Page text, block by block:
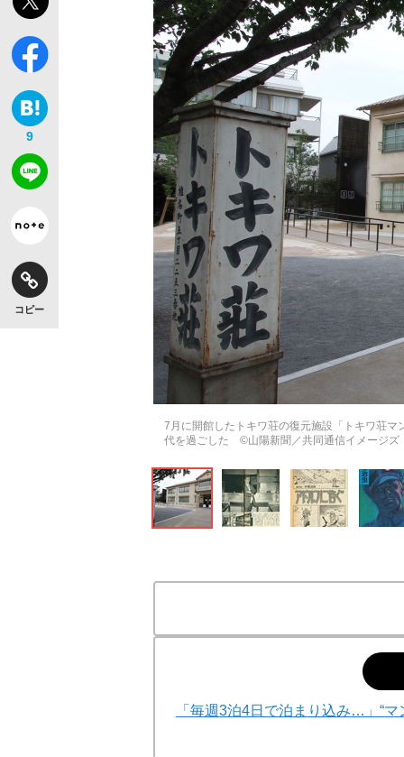
【独自】昭和の大女優・小川真由美（享年
キングの誕生を、目撃せよ。
9
コピー
7月に開館したトキワ荘の復元施設「トキワ荘
代を過ごした ©️山陽新聞／共同通信イメージズ
「毎週3泊4日で泊まり込み…」“